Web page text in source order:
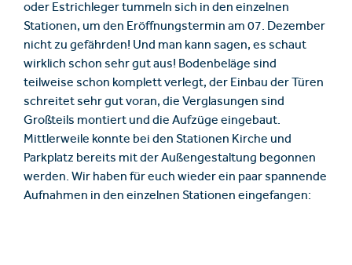
oder Estrichleger tummeln sich in den einzelnen
Stationen, um den Eröffnungstermin am 07. Dezember
nicht zu gefährden! Und man kann sagen, es schaut
wirklich schon sehr gut aus! Bodenbeläge sind
teilweise schon komplett verlegt, der Einbau der Türen
schreitet sehr gut voran, die Verglasungen sind
Großteils montiert und die Aufzüge eingebaut.
Mittlerweile konnte bei den Stationen Kirche und
Parkplatz bereits mit der Außengestaltung begonnen
werden. Wir haben für euch wieder ein paar spannende
Aufnahmen in den einzelnen Stationen eingefangen: